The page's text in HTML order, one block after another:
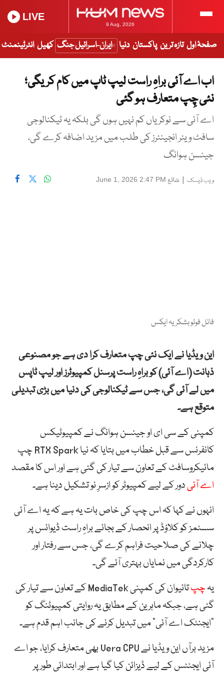
9 Aug, 2026
LIVE
صفحۂ اول تازہ ترین پاکستان دنیا ایران-اسرائیل جنگ کھیل انٹرٹینمنٹ
اب اے آئی براہِ راست لیپ ٹاپ میں کام کریگی؛
نئی چِپ متعارف ہو گئی
اے آئی سے نوکریاں کم نہیں ہوں گی بلکہ یہ ٹیکنالوجی
سافٹ ویئر انجینئرز کی طلب میں مزید اضافہ کرے گی،
جینسن ہوانگ
ویب ڈیسک | شائع June 1, 2026 2:47 PM
فائل فوٹو بشکریہ ایکس
این ویڈیا نے ایک نئی چپ متعارف کرا دی ہے جو مصنوعی
ذہانت (اے آئی) کو براہِ راست پرسنل کمپیوٹرز اور لیپ ٹاپس
میں لے آئی گی، جس سے ٹیکنالوجی کی دنیا میں بڑی تبدیلی
متوقع ہے۔
کمپنی کے سی ای او جینسن ہوانگ نے کمپیوٹیکس
کانفرنس سے قبل خطاب میں بتایا کہ نیا RTX Spark چپ
مائیکروسافٹ کے تعاون سے تیار کی گئی ہے اور اس کا مقصد
اے آئیدور کے لیے کمپیوٹر کو ازسرِ نو تشکیل دینا ہے۔
انہوں نے کہا کہ اس چپ کی خاص بات یہ ہے کہ یہ اے آئی
سسٹمز کو کلاؤڈ پر انحصار کے بجائے براہِ راست ڈیوائس پر
چلانے کی صلاحیت فراہم کرے گی، جس سے رفتار اور
کارکردگی میں نمایاں بہتری آئے گی۔
یہچپ
تائیوان کی کمپنی MediaTek کے تعاون سے تیار کی
گئی ہے، جبکہ ماہرین کے مطابق یہ روایتی کمپیوٹنگ کو
“ایجنٹک اے آئی” میں تبدیل کرنے کی جانب اہم قدم ہے۔
مزید برآں این ویڈیا نے Vera CPU بھی متعارف کرایا، جو اے
آئی ایجنٹس کے لیے ڈیزائن کیا گیا ہے اور ابتدائی طور پر